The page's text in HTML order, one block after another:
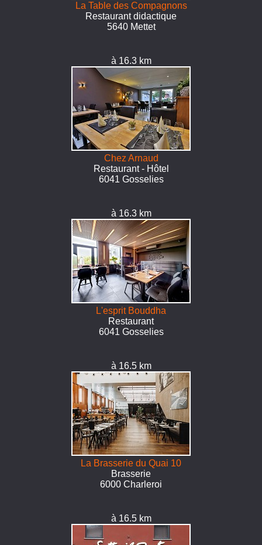
La Table des Compagnons
Restaurant didactique
5640 Mettet
à 16.3 km
Chez Arnaud
Restaurant - Hôtel
6041 Gosselies
à 16.3 km
L'esprit Bouddha
Restaurant
6041 Gosselies
à 16.5 km
La Brasserie du Quai 10
Brasserie
6000 Charleroi
à 16.5 km